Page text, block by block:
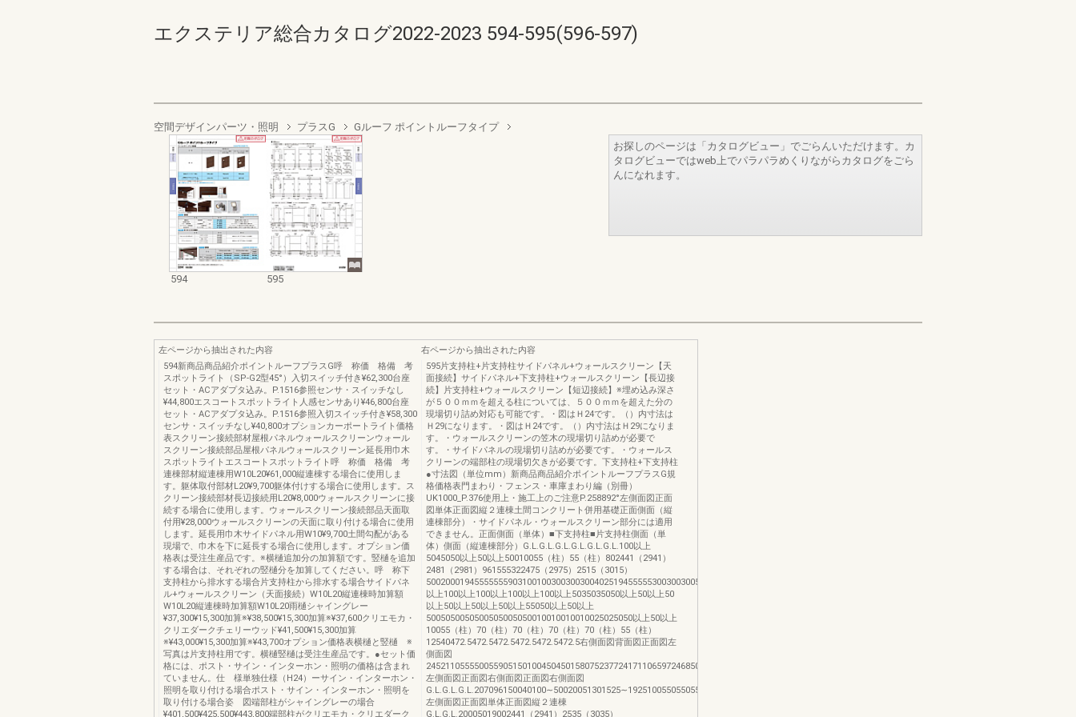
エクステリア総合カタログ2022-2023 594-595(596-597)
空間デザインパーツ・照明 プラスG Gルーフ ポイントルーフタイプ
594 595
お探しのページは「カタログビュー」でごらんいただけます。カ
タログビューではweb上でパラパラめくりながらカタログをごら
んになれます。
左ページから抽出された内容
594新商品商品紹介ポイントルーフプラスG呼 称価 格備 考
スポットライト（SP-G2型45°）入切スイッチ付き¥62,300台座
セット・ACアダプタ込み。P.1516参照センサ・スイッチなし
¥44,800エスコートスポットライト人感センサあり¥46,800台座
セット・ACアダプタ込み。P.1516参照入切スイッチ付き¥58,300
センサ・スイッチなし¥40,800オプションカーポートライト価格
表スクリーン接続部材屋根パネルウォールスクリーンウォール
スクリーン接続部品屋根パネルウォールスクリーン延長用巾木
スポットライトエスコートスポットライト呼 称価 格備 考
連棟部材縦連棟用W10L20¥61,000縦連棟する場合に使用しま
す。躯体取付部材L20¥9,700躯体付けする場合に使用します。ス
クリーン接続部材長辺接続用L20¥8,000ウォールスクリーンに接
続する場合に使用します。ウォールスクリーン接続部品天面取
付用¥28,000ウォールスクリーンの天面に取り付ける場合に使用
します。延長用巾木サイドパネル用W10¥9,700土間勾配がある
現場で、巾木を下に延長する場合に使用します。オプション価
格表は受注生産品です。※横樋追加分の加算額です。竪樋を追加
する場合は、それぞれの竪樋分を加算してください。呼 称下
支持柱から排水する場合片支持柱から排水する場合サイドパネ
ル+ウォールスクリーン（天面接続）W10L20縦連棟時加算額
W10L20縦連棟時加算額W10L20雨樋シャイングレー
¥37,300¥15,300加算※¥38,500¥15,300加算※¥37,600クリエモカ・
クリエダークチェリーウッド¥41,500¥15,300加算
※¥43,000¥15,300加算※¥43,700オプション価格表横樋と竪樋 ※
写真は片支持柱用です。横樋竪樋は受注生産品です。●セット価
格には、ポスト・サイン・インターホン・照明の価格は含まれ
ていません。仕 様単独仕様（H24）ーサイン・インターホン・
照明を取り付ける場合ポスト・サイン・インターホン・照明を
取り付ける場合姿 図端部柱がシャイングレーの場合
¥401,500¥425,500¥443,800端部柱がクリエモカ・クリエダーク
右ページから抽出された内容
595片支持柱+片支持柱サイドパネル+ウォールスクリーン【天
面接続】サイドパネル+下支持柱+ウォールスクリーン【長辺接
続】片支持柱+ウォールスクリーン【短辺接続】※埋め込み深さ
が５００ｍｍを超える柱については、５００ｍｍを超えた分の
現場切り詰め対応も可能です。・図はＨ24です。（）内寸法は
Ｈ29になります。・図はＨ24です。（）内寸法はＨ29になりま
す。・ウォールスクリーンの笠木の現場切り詰めが必要で
す。・サイドパネルの現場切り詰めが必要です。・ウォールス
クリーンの端部柱の現場切欠きが必要です。下支持柱+下支持柱
●寸法図（単位mm）新商品商品紹介ポイントルーフプラスG規
格価格表門まわり・フェンス・車庫まわり編（別冊）
UK1000_P.376使用上・施工上のご注意P.258892°左側面図正面
図単体正面図縦２連棟土間コンクリート併用基礎正面側面（縦
連棟部分）・サイドパネル・ウォールスクリーン部分には適用
できません。正面側面（単体）■下支持柱■片支持柱側面（単
体）側面（縦連棟部分）G.L.G.L.G.L.G.L.G.L.G.L.100以上
5045050以上50以上50010055（柱）55（柱）802441（2941）
2481（2981）961555322475（2975）2515（3015）
500200019455555559031001003003003004025194555553003003005555194580500100
以上100以上100以上100以上100以上5035035050以上50以上50
以上50以上50以上50以上55050以上50以上
5005050050500505005050010010010010025025050以上50以上
10055（柱）70（柱）70（柱）70（柱）70（柱）55（柱）
12540472.5472.5472.5472.5472.5472.5右側面図背面図正面図左
側面図
左側面図正面図右側面図正面図右側面図
左側面図正面図単体正面図縦２連棟
G.L.G.L.20005019002441（2941）2535（3035）